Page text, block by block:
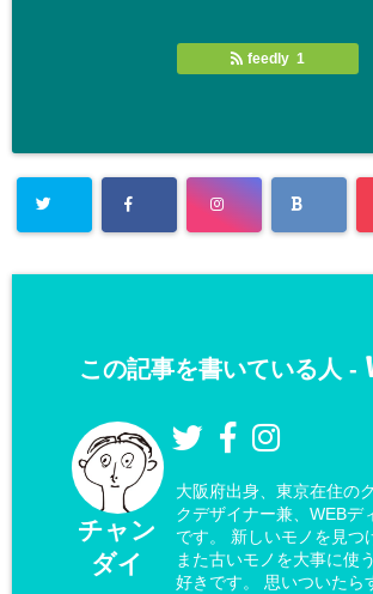
feedly 1
この記事を書いている人 -
チャン
ダイ
大阪府出身、東京在住の
クデザイナー兼、WEBデ
です。 新しいモノを見つ
また古いモノを大事に使
好きです。 思いついたら